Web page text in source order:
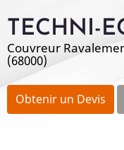
au
contenu
principal
TECHNI-
Couvreur
(68000)
Obtenir un Devis